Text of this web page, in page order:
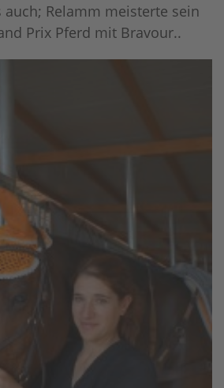
Relamm meisterte sein
Prix Pferd mit Bravour..